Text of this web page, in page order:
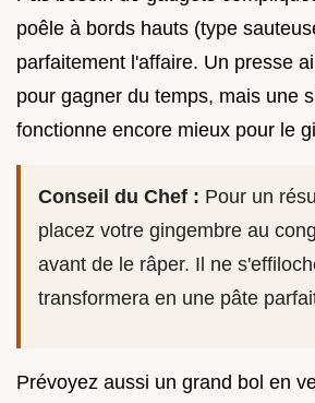
poêle à bords hauts (type
parfaitement l'affaire. Un presse
pour gagner du temps, mais une
fonctionne encore mieux pour le
Conseil du Chef : Pour un
placez votre gingembre au
avant de le râper. Il ne
transformera en une pâte
Prévoyez aussi un grand bol en